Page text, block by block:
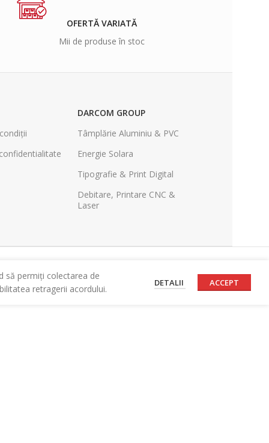
OFERTĂ VARIATĂ
Mii de produse în stoc
DARCOM GROUP
Tâmplărie Aluminiu & PVC
Energie Solara
Tipografie & Print Digital
Debitare, Printare CNC &
Laser
să permiți colectarea de
retragerii acordului.
DETALII ACCEPT